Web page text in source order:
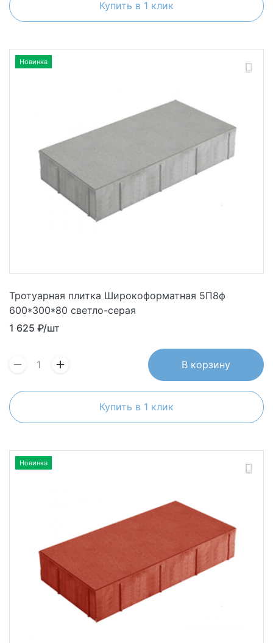
Купить в 1 клик
Новинка
Тротуарная плитка Широкоформатная 5П8ф
600*300*80 светло-серая
1 625 ₽/шт
В корзину
Купить в 1 клик
Новинка